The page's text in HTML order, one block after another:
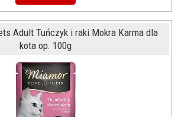
Adult Tuńczyk i raki Mokra Karma dla
kota op. 100g